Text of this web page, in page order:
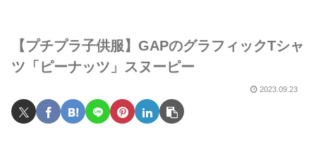
【プチプラ子供服】GAPのグラフィックTシャ
ツ「ピーナッツ」スヌーピー
2023.09.23